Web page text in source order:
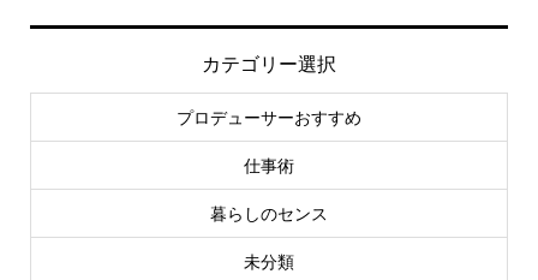
カテゴリー選択
プロデューサーおすすめ
仕事術
暮らしのセンス
未分類